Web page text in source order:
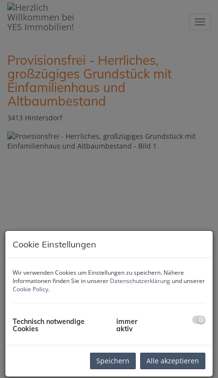
Provisionsfrei - Herrliches,
großzügiges Grundstück mit
Einfamilienhaus und
Altbaumbestand
3413 Hintersdorf
Cookie Einstellungen
Wir verwenden Cookies um Einstellungen zu speichern. Nähere
Informationen finden Sie in unserer Datenschutzerklärung und unserer
Cookie Policy.
Technisch notwendige
Cookies
immer
aktiv
Speichern Alle akzeptieren